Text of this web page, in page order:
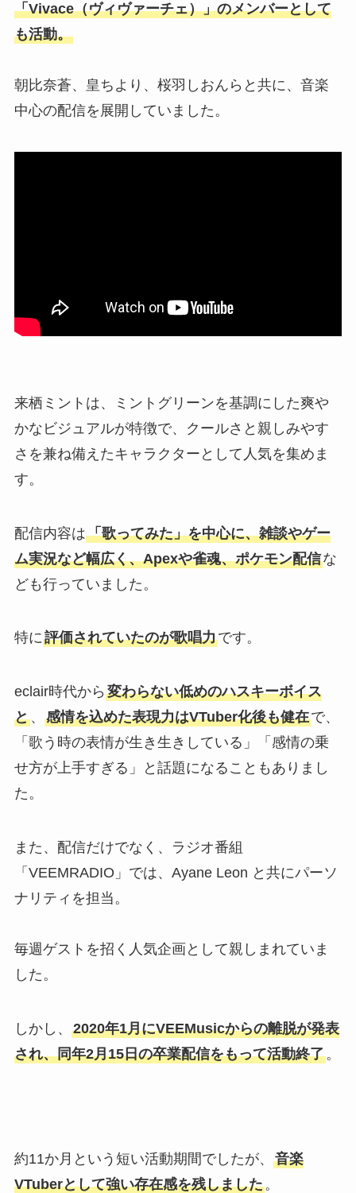
「Vivace（ヴィヴァーチェ）」のメンバーとして
も活動。
朝比奈蒼、皇ちより、桜羽しおんらと共に、音楽
中心の配信を展開していました。
来栖ミントは、ミントグリーンを基調にした爽や
かなビジュアルが特徴で、クールさと親しみやす
さを兼ね備えたキャラクターとして人気を集めま
す。
配信内容は「歌ってみた」を中心に、雑談やゲー
ム実況など幅広く、Apexや雀魂、ポケモン配信な
ども行っていました。
特に評価されていたのが歌唱力です。
eclair時代から 変わらない低めのハスキーボイス
と、 感情を込めた表現力はVTuber化後も健在で、
「歌う時の表情が生き生きしている」「感情の乗
せ方が上手すぎる」と話題になることもありまし
た。
また、配信だけでなく、ラジオ番組
「VEEMRADIO」では、Ayane Leon と共にパーソ
ナリティを担当。
毎週ゲストを招く人気企画として親しまれていま
した。
しかし、 2020年1月にVEEMusicからの離脱が発表
され、同年2月15日の卒業配信をもって活動終了。
約11か月という短い活動期間でしたが、 音楽
VTuberとして強い存在感を残しました。